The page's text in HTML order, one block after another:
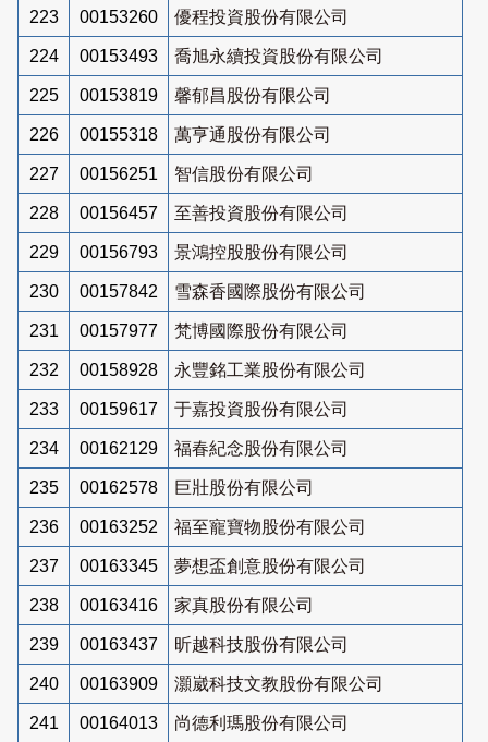
223 00153260 優程投資股份有限公司
224 00153493 喬旭永續投資股份有限公司
225 00153819 馨郁昌股份有限公司
226 00155318 萬亨通股份有限公司
227 00156251 智信股份有限公司
228 00156457 至善投資股份有限公司
229 00156793 景鴻控股股份有限公司
230 00157842 雪森香國際股份有限公司
231 00157977 梵博國際股份有限公司
232 00158928 永豐銘工業股份有限公司
233 00159617 于嘉投資股份有限公司
234 00162129 福春紀念股份有限公司
235 00162578 巨壯股份有限公司
236 00163252 福至寵寶物股份有限公司
237 00163345 夢想盃創意股份有限公司
238 00163416 家真股份有限公司
239 00163437 昕越科技股份有限公司
240 00163909 灝崴科技文教股份有限公司
241 00164013 尚德利瑪股份有限公司